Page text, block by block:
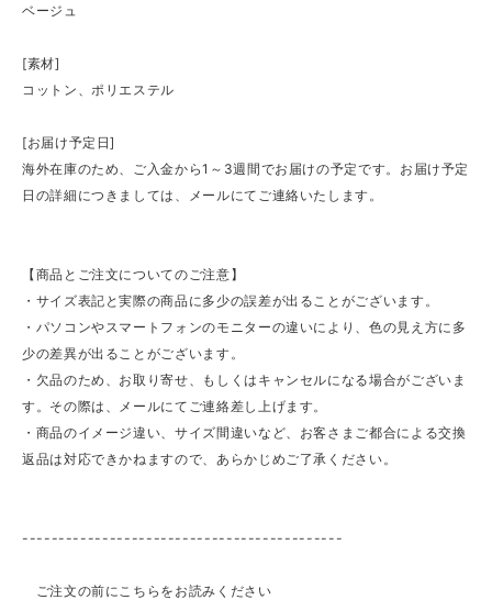
ベージュ
[素材]
コットン、ポリエステル
[お届け予定日]
海外在庫のため、ご入金から1～3週間でお届けの予定です。お届け予定
日の詳細につきましては、メールにてご連絡いたします。
【商品とご注文についてのご注意】
・サイズ表記と実際の商品に多少の誤差が出ることがございます。
・パソコンやスマートフォンのモニターの違いにより、色の見え方に多
少の差異が出ることがございます。
・欠品のため、お取り寄せ、もしくはキャンセルになる場合がございま
す。その際は、メールにてご連絡差し上げます。
・商品のイメージ違い、サイズ間違いなど、お客さまご都合による交換
返品は対応できかねますので、あらかじめご了承ください。
--------------------------------------------
ご注文の前にこちらをお読みください